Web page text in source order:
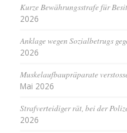
Kurze Bewährungsstrafe für
2026
Anklage wegen Sozialbetrugs
2026
Muskelaufbaupräparate
Mai 2026
Strafverteidiger rät, bei der
2026